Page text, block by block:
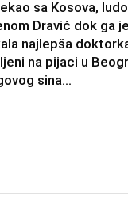
sa Kosova,
Dravić dok ga
najlepša
na pijaci u
sina...